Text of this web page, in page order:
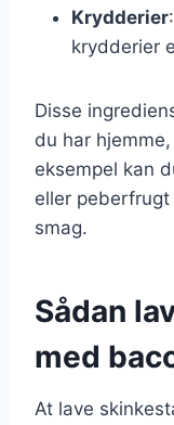
Krydderier
krydderier
Disse
du har
eksempel kan
eller
smag.
Sådan
med
At lave